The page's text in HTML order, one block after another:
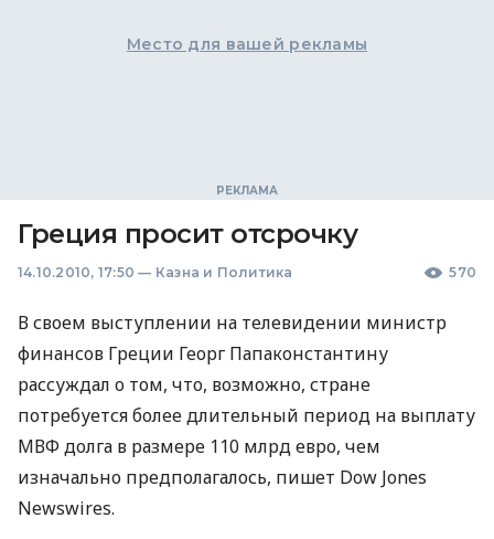
Место для вашей рекламы
Греция просит отсрочку
14.10.2010, 17:50 — Казна и Политика 570
В своем выступлении на телевидении министр
финансов Греции Георг Папаконстантину
рассуждал о том, что, возможно, стране
потребуется более длительный период на выплату
МВФ долга в размере 110 млрд евро, чем
изначально предполагалось, пишет Dow Jones
Newswires.